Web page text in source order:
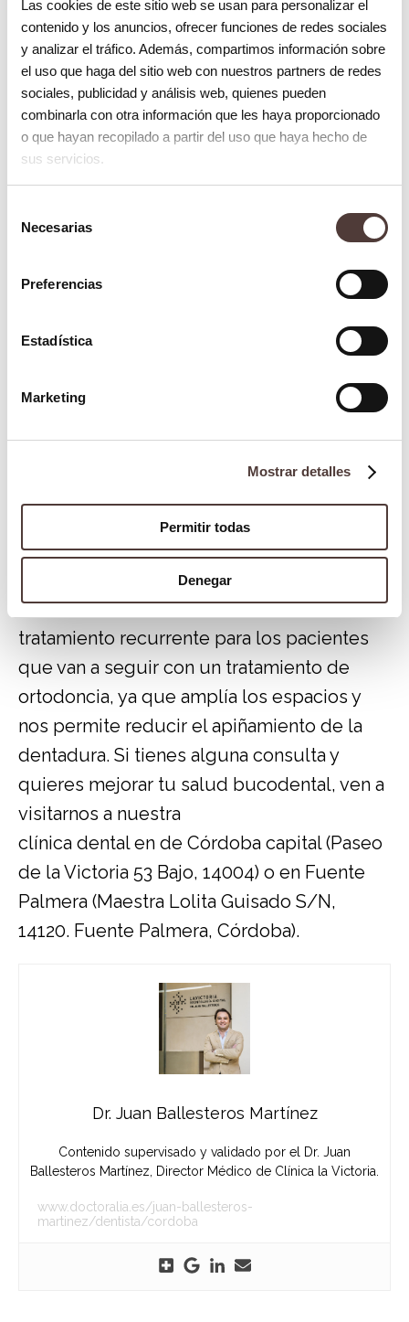
Las cookies de este sitio web se usan para personalizar el
contenido y los anuncios, ofrecer funciones de redes sociales
y analizar el tráfico. Además, compartimos información sobre
el uso que haga del sitio web con nuestros partners de redes
sociales, publicidad y análisis web, quienes pueden
combinarla con otra información que les haya proporcionado
o que hayan recopilado a partir del uso que haya hecho de
sus servicios.
Necesarias
Preferencias
Estadística
Marketing
Mostrar detalles
Permitir todas
Denegar
realiza mediante la reducción interproximal
del esmalte de los dientes y se lleva a cabo
en pocos minutos. El ortodoncista utiliza
una lima especial parareducir el ancho de
determinadas piezas dentales. La
reducción interproximal se realiza de
manera selectiva, únicamente en las piezas
dentales que necesitan ser separadas.
stripping dental o limado de dientes?
Este tratamiento previo a la ortodoncia es
algunos pacientes pueden sentir una ligera
sensación de incomodidad durante el
procedimiento. Después del stripping
dental, es normal que los dientes se sientan
un poco sensibles. Esta sensibilidad suele
desaparecer en unos pocos días.
En resumen, el limado de dientes es un
tratamiento recurrente para los pacientes
que van a seguir con un tratamiento de
ortodoncia, ya que amplía los espacios y
nos permite reducir el apiñamiento de la
dentadura. Si tienes alguna consulta y
quieres mejorar tu salud bucodental, ven a
visitarnos a nuestra
clínica dental en de Córdoba capital (Paseo
de la Victoria 53 Bajo, 14004) o en Fuente
Palmera (Maestra Lolita Guisado S/N,
14120. Fuente Palmera, Córdoba).
Dr. Juan Ballesteros Martínez
Contenido supervisado y validado por el Dr. Juan
Ballesteros Martínez, Director Médico de Clínica la Victoria.
www.doctoralia.es/juan-ballesteros-
martinez/dentista/cordoba